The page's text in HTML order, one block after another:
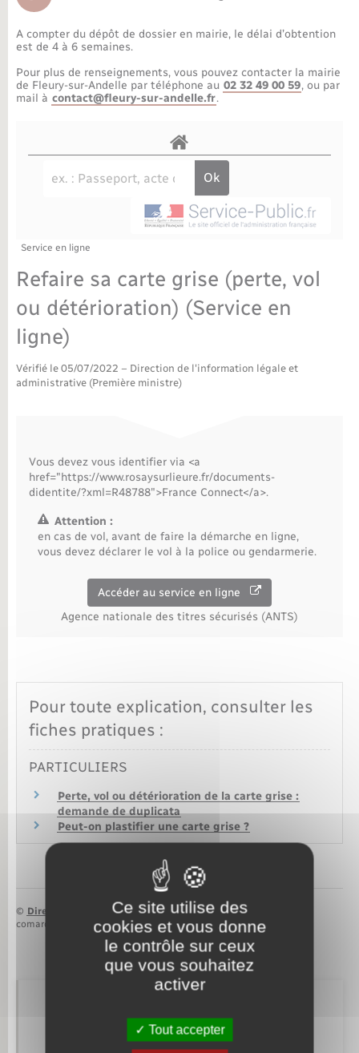
Parrainage civil
Recensement militaire
Petite enfance
Info jeunes
Associations
Bibliothèques
Tourisme
Nouvel habitant
Numérique
Organisation d’événement
Seniors
Bornes de recharge électrique
Voirie et espace public
Travaux - Autorisation d’occupation de l’espace
public
Publications
Agenda
La Communauté de communes
A compter du dépôt de dossier en mairie, le délai d’obtention
est de 4 à 6 semaines.
Pour plus de renseignements, vous pouvez contacter la mairie
de Fleury-sur-Andelle par téléphone au 02 32 49 00 59, ou par
mail à contact@fleury-sur-andelle.fr.
Service en ligne
Refaire sa carte grise (perte, vol
ou détérioration) (Service en
ligne)
Vérifié le 05/07/2022 – Direction de l'information légale et
administrative (Première ministre)
Vous devez vous identifier via <a
href="https://www.rosaysurlieure.fr/documents-
didentite/?xml=R48788">France Connect</a>.
Attention :
en cas de vol, avant de faire la démarche en ligne,
vous devez déclarer le vol à la police ou gendarmerie.
Accéder au service en ligne
Agence nationale des titres sécurisés (ANTS)
Pour toute explication, consulter les
fiches pratiques :
PARTICULIERS
Perte, vol ou détérioration de la carte grise :
demande de duplicata
Peut-on plastifier une carte grise ?
© Direction de l’information légale et administrative
comarquage developpé parbaseo.io
Retrouvez aussi
Ce site utilise des
cookies et vous donne
le contrôle sur ceux
que vous souhaitez
activer
Tout accepter